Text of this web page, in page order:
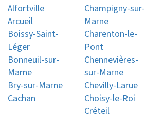
Alfortville
Arcueil
Boissy-Saint-
Léger
Bonneuil-sur-
Marne
Bry-sur-Marne
Cachan
Champigny-sur-
Marne
Charenton-le-
Pont
Chennevières-
sur-Marne
Chevilly-Larue
Choisy-le-Roi
Créteil